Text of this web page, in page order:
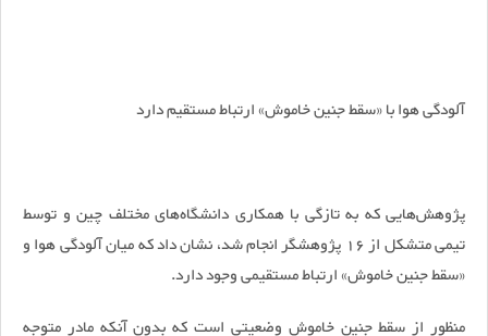
آلودگی هوا با «سقط جنین خاموش» ارتباط مستقیم دارد
پژوهش‌هایی که به تازگی با همکاری دانشگاه‌های مختلف چین و توسط
تیمی متشکل از 16 پژوهشگر انجام شد، نشان داد که میان آلودگی هوا و
«سقط جنین خاموش» ارتباط مستقیمی وجود دارد.
منظور از سقط جنین خاموش وضعیتی است که بدون آنکه مادر متوجه